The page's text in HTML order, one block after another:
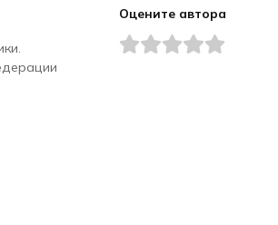
Оцените автора